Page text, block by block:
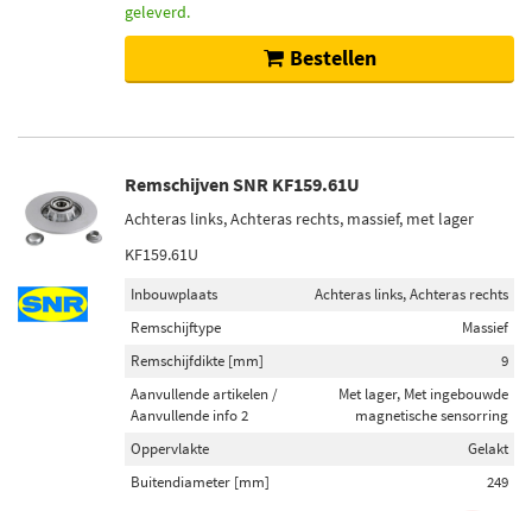
geleverd.
Bestellen
Remschijven SNR KF159.61U
Achteras links, Achteras rechts, massief, met lager
KF159.61U
Inbouwplaats
Achteras links, Achteras rechts
Remschijftype
Massief
Remschijfdikte [mm]
9
Aanvullende artikelen /
Aanvullende info 2
Met lager, Met ingebouwde
magnetische sensorring
Oppervlakte
Gelakt
Buitendiameter [mm]
249